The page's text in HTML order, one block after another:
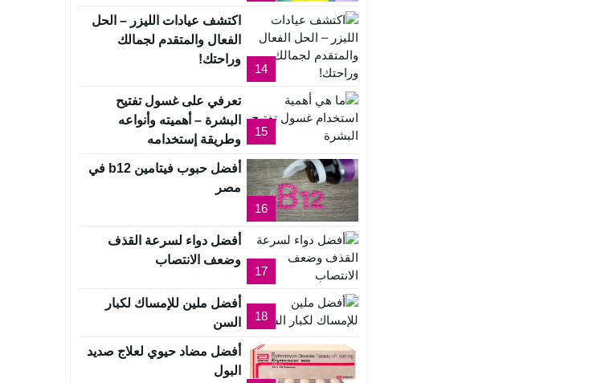
14
اكتشف عيادات الليزر – الحل
الفعال والمتقدم لجمالك
وراحتك!
15
تعرفي على غسول تفتيح
البشرة – أهميته وأنواعه
وطريقة إستخدامه
16
أفضل حبوب فيتامين b12 في
مصر
17
أفضل دواء لسرعة القذف
وضعف الانتصاب
18
أفضل ملين للإمساك لكبار
السن
أفضل مضاد حيوي لعلاج صديد
البول